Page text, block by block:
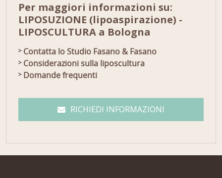
Per maggiori informazioni su:
LIPOSUZIONE (lipoaspirazione) -
LIPOSCULTURA a Bologna
Contatta lo Studio Fasano & Fasano
Considerazioni sulla liposcultura
Domande frequenti
RICHIEDI INFORMAZIONI